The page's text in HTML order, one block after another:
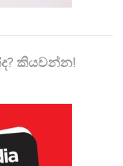
කියවන්න!